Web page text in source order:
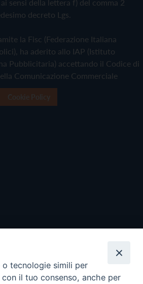
sensi della lettera f) del comma 2
decreto Lgs.
la Fisc (Federazione Italiana
ha aderito allo IAP (Istituto
Pubblicitaria) accettando il Codice di
Comunicazione Commerciale
tecnologie simili per
il tuo consenso, anche per